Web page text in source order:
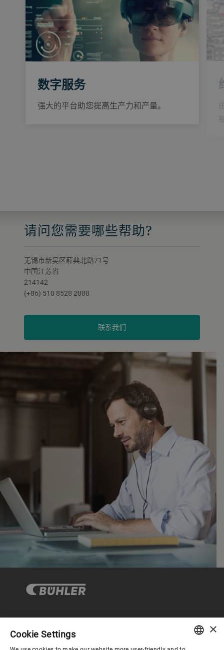
数字服务
强大的平台助您提高生产力和产量。
请问您需要哪些帮助?
无锡市新吴区薛典北路71号
中国江苏省
214142
(+86) 510 8528 2888
联系我们
企业与合规 ×
Cookie Settings